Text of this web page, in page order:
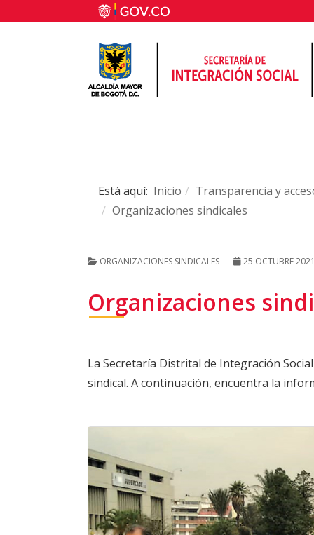
Está aquí: Inicio
Transparencia y
Organizaciones sindicales
ORGANIZACIONES SINDICALES 25 OCTUBRE
Organizaciones
La Secretaría Distrital de Integración
sindical. A continuación, encuentra la